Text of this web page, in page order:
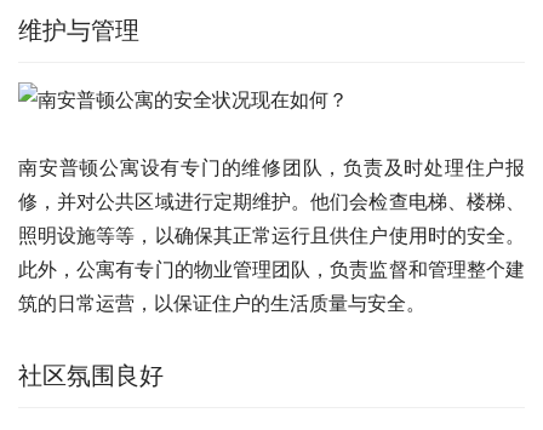
维护与管理
南安普顿公寓设有专门的维修团队，负责及时处理住户报
修，并对公共区域进行定期维护。他们会检查电梯、楼梯、
照明设施等等，以确保其正常运行且供住户使用时的安全。
此外，公寓有专门的物业管理团队，负责监督和管理整个建
筑的日常运营，以保证住户的生活质量与安全。
社区氛围良好